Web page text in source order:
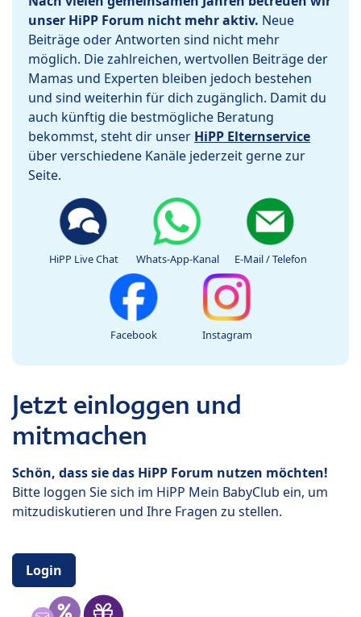
unser HiPP Forum nicht mehr aktiv. Neue
Beiträge oder Antworten sind nicht mehr
möglich. Die zahlreichen, wertvollen Beiträge der
Mamas und Experten bleiben jedoch bestehen
und sind weiterhin für dich zugänglich. Damit du
auch künftig die bestmögliche Beratung
bekommst, steht dir unser HiPP Elternservice
über verschiedene Kanäle jederzeit gerne zur
Seite.
HiPP Live Chat Whats-App-Kanal E-Mail / Telefon
Facebook Instagram
Jetzt einloggen und
mitmachen
Schön, dass sie das HiPP Forum nutzen möchten!
Bitte loggen Sie sich im HiPP Mein BabyClub ein, um
mitzudiskutieren und Ihre Fragen zu stellen.
Login